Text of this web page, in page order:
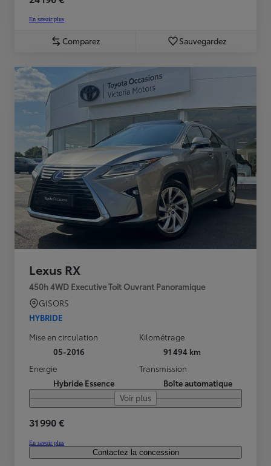
En savoir plus
Comparez Sauvegardez
Lexus RX
450h 4WD Executive Toit Ouvrant Panoramique
GISORS
HYBRIDE
Mise en circulation
05-2016
Kilométrage
91 494 km
Energie
Hybride Essence
Transmission
Boîte automatique
Voir plus
31 990 €
En savoir plus
Contactez la concession